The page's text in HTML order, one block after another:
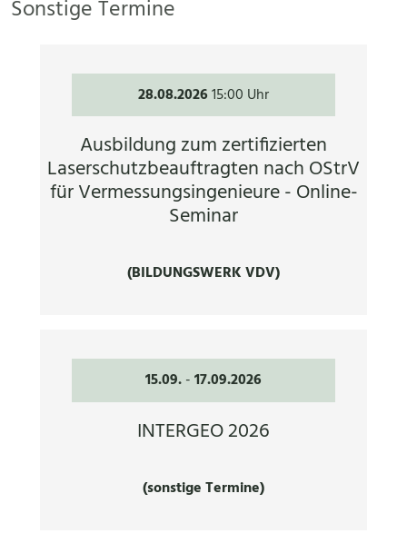
Sonstige Termine
28.08.202615:00 Uhr
Ausbildung zum zertifizierten
Laserschutzbeauftragten nach OStrV
für Vermessungsingenieure - Online-
Seminar
(BILDUNGSWERK VDV)
15.09.-17.09.2026
INTERGEO 2026
(sonstige Termine)